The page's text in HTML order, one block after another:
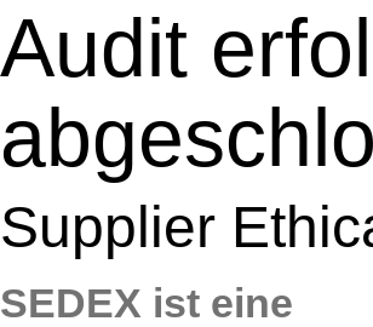
Audit
Supplier
SEDEX ist eine